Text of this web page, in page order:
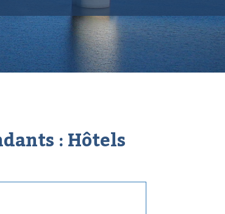
:Hôtels